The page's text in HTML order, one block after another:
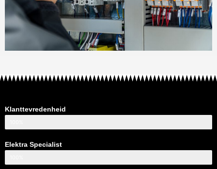
Klanttevredenheid
Elektra Specialist